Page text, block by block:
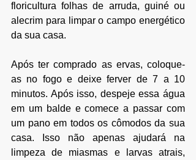
floricultura folhas de arruda, guiné ou
alecrim para limpar o campo energético
da sua casa.
Após ter comprado as ervas, coloque-
as no fogo e deixe ferver de 7 a 10
minutos. Após isso, despeje essa água
em um balde e comece a passar com
um pano em todos os cômodos da sua
casa. Isso não apenas ajudará na
limpeza de miasmas e larvas atrais,